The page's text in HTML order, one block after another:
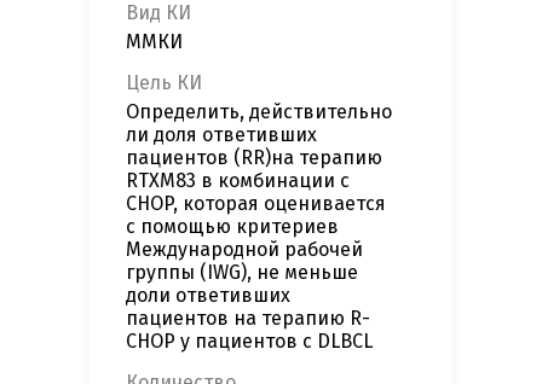
Вид КИ
ММКИ
Цель КИ
Определить, действительно
ли доля ответивших
пациентов (RR)на терапию
RTXM83 в комбинации с
CHOP, которая оценивается
с помощью критериев
Международной рабочей
группы (IWG), не меньше
доли ответивших
пациентов на терапию R-
CHOP у пациентов с DLBCL